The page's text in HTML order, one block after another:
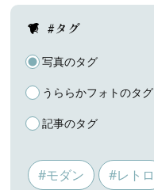
#タグ
写真のタグ
うららかフォトのタグ
記事のタグ
#モダン #レトロ